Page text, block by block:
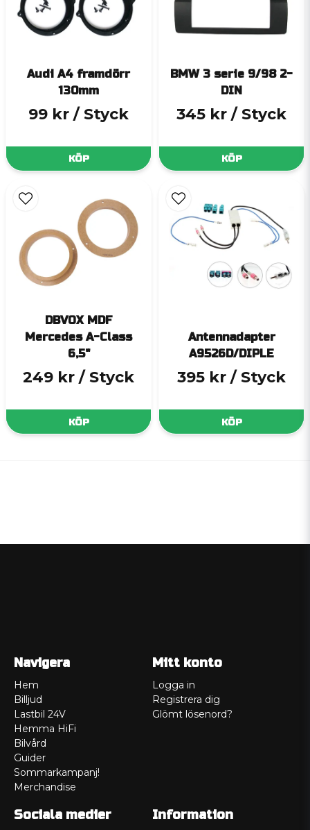
Audi A4 framdörr
130mm
99 kr / Styck
KÖP
BMW 3 serie 9/98 2-
DIN
345 kr / Styck
KÖP
DBVOX MDF
Mercedes A-Class
6,5"
249 kr / Styck
KÖP
Antennadapter
A9526D/DIPLE
395 kr / Styck
KÖP
Navigera
Hem
Billjud
Lastbil 24V
Hemma HiFi
Bilvård
Guider
Sommarkampanj!
Merchandise
Mitt konto
Logga in
Registrera dig
Glömt lösenord?
Sociala medier Information